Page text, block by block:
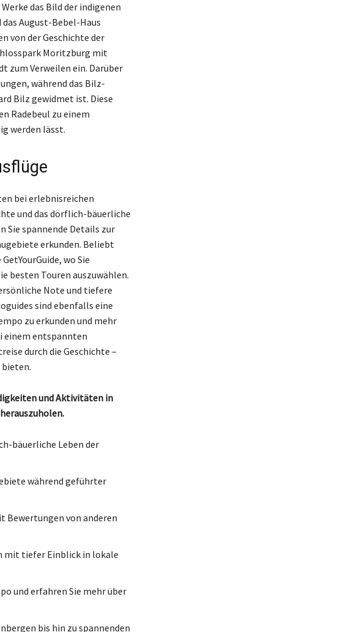
das Bild der indigenen
August-Bebel-Haus
von der Geschichte der
Moritzburg mit
zum Verweilen ein. Darüber
während das Bilz-
Bilz gewidmet ist. Diese
Radebeul zu einem
werden lässt.
bei erlebnisreichen
und das dörflich-bäuerliche
Sie spannende Details zur
erkunden. Beliebt
wo Sie
besten Touren auszuwählen.
Note und tiefere
sind ebenfalls eine
zu erkunden und mehr
einem entspannten
durch die Geschichte –
bieten.
und Aktivitäten in
bäuerliche Leben der
während geführter
Bewertungen von anderen
mit tiefer Einblick in lokale
und erfahren Sie mehr über
bis hin zu spannenden